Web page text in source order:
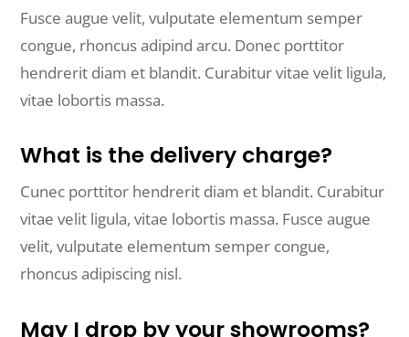
Fusce augue velit, vulputate elementum semper
congue, rhoncus adipind arcu. Donec porttitor
hendrerit diam et blandit. Curabitur vitae velit ligula,
vitae lobortis massa.
What is the delivery charge?
Cunec porttitor hendrerit diam et blandit. Curabitur
vitae velit ligula, vitae lobortis massa. Fusce augue
velit, vulputate elementum semper congue,
rhoncus adipiscing nisl.
May I drop by your showrooms?